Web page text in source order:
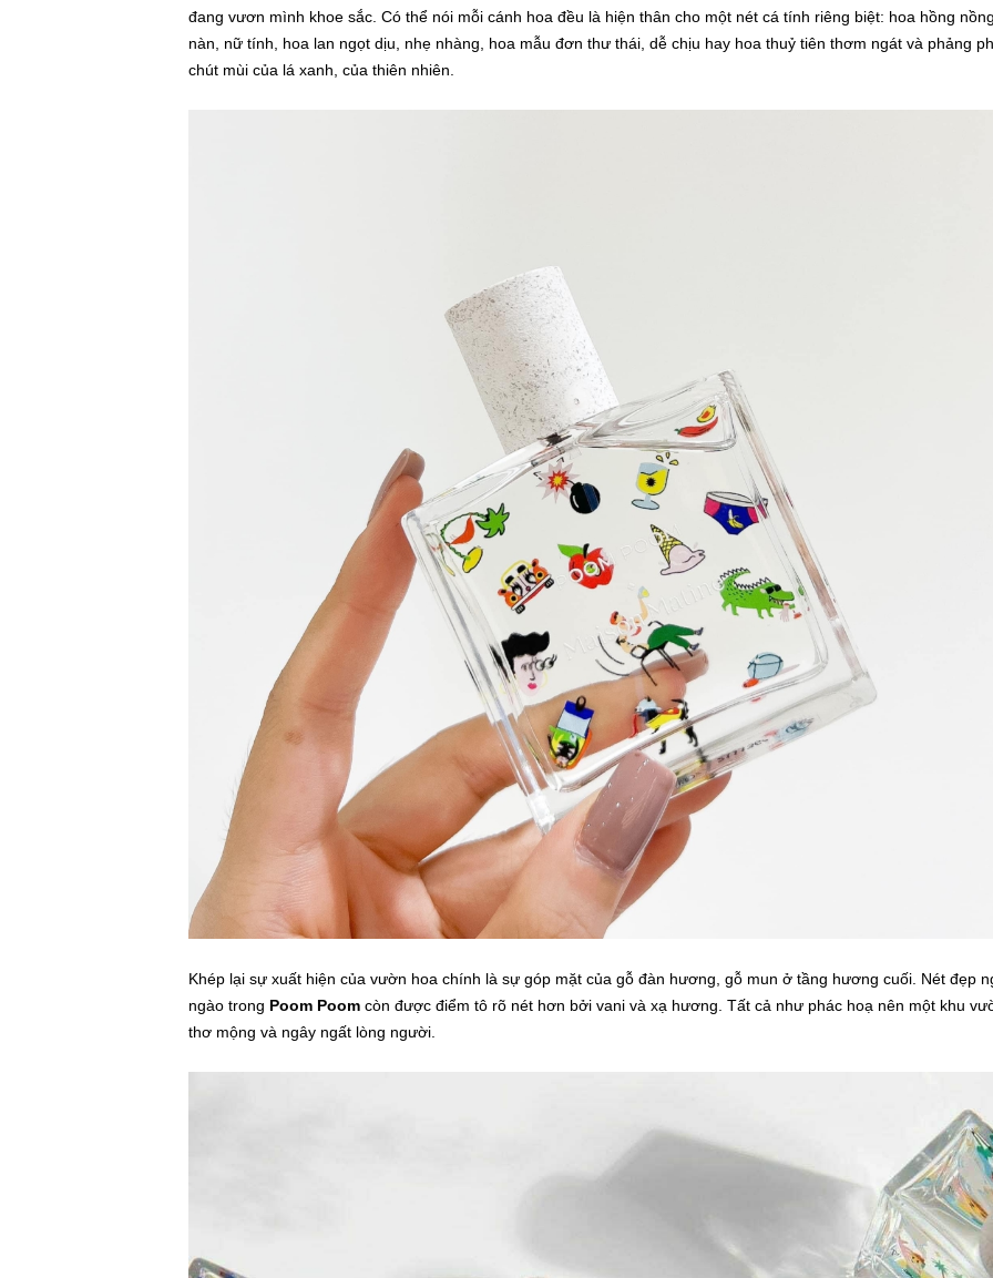
đang vươn mình khoe sắc. Có thể nói mỗi cánh hoa đều là hiện thân cho một nét cá tính riêng biệt: hoa hồng
nàn, nữ tính, hoa lan ngọt dịu, nhẹ nhàng, hoa mẫu đơn thư thái, dễ chịu hay hoa thuỷ tiên thơm ngát và phảng
chút mùi của lá xanh, của thiên nhiên.
Khép lại sự xuất hiện của vườn hoa chính là sự góp mặt của gỗ đàn hương, gỗ mun ở tầng hương cuối. Nét đẹp
ngào trong Poom Poom còn được điểm tô rõ nét hơn bởi vani và xạ hương. Tất cả như phác hoạ nên một khu
thơ mộng và ngây ngất lòng người.